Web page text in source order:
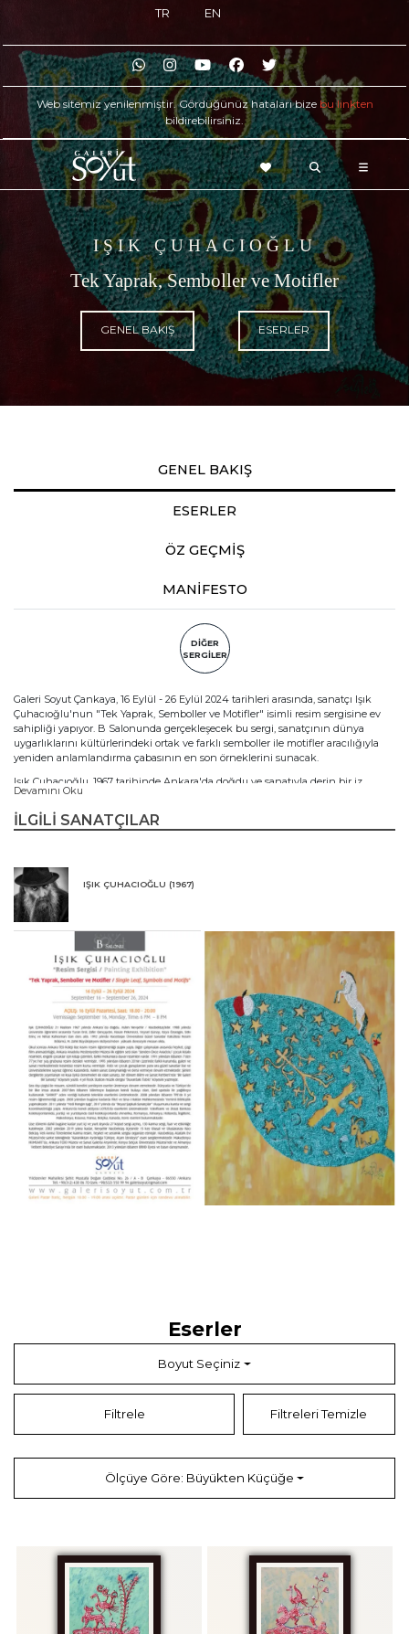
TR EN
Web sitemiz yenilenmiştir. Gördüğünüz hataları bize bu linkten
bildirebilirsiniz.
IŞIK ÇUHACIOĞLU
Tek Yaprak, Semboller ve Motifler
GENEL BAKIŞ ESERLER
GENEL BAKIŞ
ESERLER
ÖZ GEÇMİŞ
MANİFESTO
DİĞER
SERGİLER
Galeri Soyut Çankaya, 16 Eylül - 26 Eylül 2024 tarihleri arasında, sanatçı Işık
Çuhacıoğlu'nun "Tek Yaprak, Semboller ve Motifler" isimli resim sergisine ev
sahipliği yapıyor. B Salonunda gerçekleşecek bu sergi, sanatçının dünya
uygarlıklarını kültürlerindeki ortak ve farklı semboller ile motifler aracılığıyla
yeniden anlamlandırma çabasının en son örneklerini sunacak.
Işık Çuhacıoğlu, 1967 tarihinde Ankara'da doğdu ve sanatıyla derin bir iz
bırakmış bir isimdir. Hacettepe Üniversitesi Güzel Sanatlar Fakültesi Resim
Bölümü’nden 1992 yılında yüksek dereceyle mezun olan Çuhacıoğlu, uzun
yıllar boyunca sanat danışmanlığı ve eğitimcilik yapmıştır. Sanatçı, 2007
sıkça söz ettirmiştir. Bugüne kadar Türkiye ve yurtdışında birçok sergi açmış
olan Çuhacıoğlu'nun eserleri, hem kamusal hem de özel koleksiyonlarda yer
almaktadır.
"Tek Yaprak, Semboller ve Motifler" sergisi, sanatçının Adem ve Havva'nın
cennetten kovuluşundan esinlenerek, incir yaprağı üzerinden sembol ve
motiflerle kurduğu anlatıyı keşfetme imkânı sunuyor. Sergide, mitolojik
sembollerden dini motiflere, farklı kültürlerin simgelerinden geleneksel halı ve
kilim desenlerine kadar geniş bir yelpazede eserler yer alıyor. Bu sergi, farklı
kültürlerin sembollerinin bir araya getirildiği bir görsel yolculuk olarak
sanatseverleri bekliyor.
Galeri Soyut, Işık Çuhacıoğlu'nun sıra dışı ve yenilikçi sanat anlayışını
sanatseverlerle buluşturuyor. Sergi, ziyaretçilere hem sanatsal hem de kültürel
bir zenginlik sunarken, sanatçının yaratıcı sürecine ve sembollerle dolu
dünyasına da ışık tutacak.
Devamını Oku
İLGİLİ SANATÇILAR
IŞIK ÇUHACIOĞLU (1967)
Eserler
Boyut Seçiniz
Filtrele Filtreleri Temizle
Ölçüye Göre: Büyükten Küçüğe